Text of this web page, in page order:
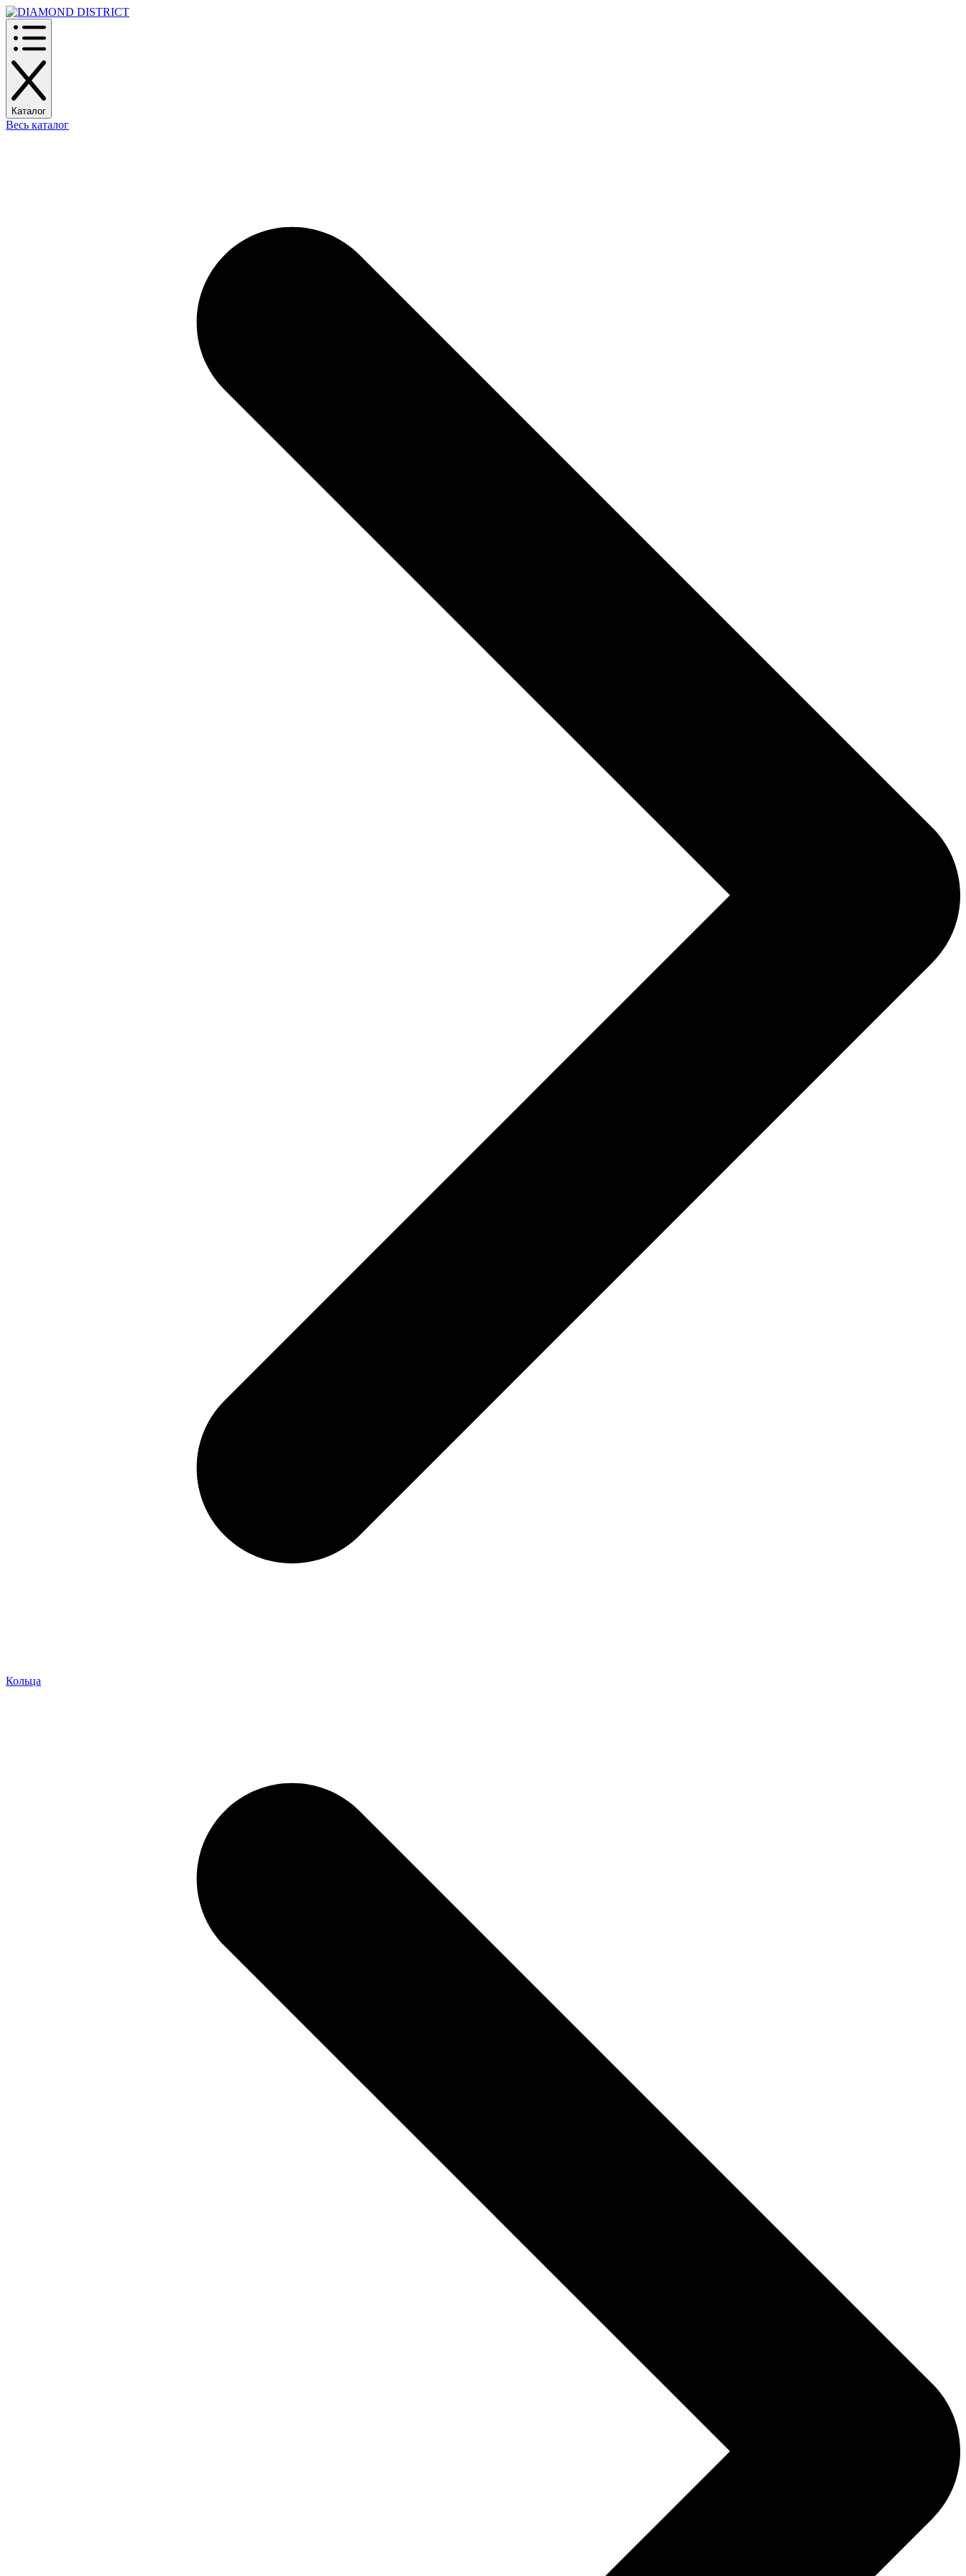
Каталог
Весь каталог
Кольца